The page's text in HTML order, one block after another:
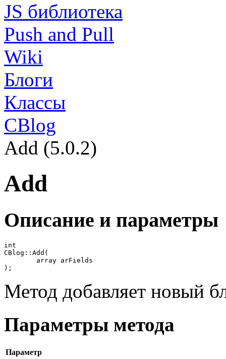
JS библиотека
Push and Pull
Wiki
Блоги
Классы
CBlog
Add (5.0.2)
Add
Описание и параметры
int
CBlog::Add(
);
Метод добавляет новый
Параметры метода
Параметр